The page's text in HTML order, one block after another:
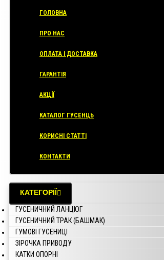
ГОЛОВНА
ПРО НАС
ОПЛАТА І ДОСТАВКА
ГАРАНТІЯ
АКЦІЇ
КАТАЛОГ ГУСЕНЦЬ
КОРИСНІ СТАТТІ
КОНТАКТИ
КАТЕГОРІЇ
ГУСЕНИЧНИЙ ЛАНЦЮГ
ГУСЕНИЧНИЙ ТРАК (БАШМАК)
ГУМОВІ ГУСЕНИЦІ
ЗІРОЧКА ПРИВОДУ
КАТКИ ОПОРНІ